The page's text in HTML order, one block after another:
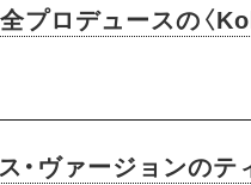
ロデュースの〈
・ヴァージョンの